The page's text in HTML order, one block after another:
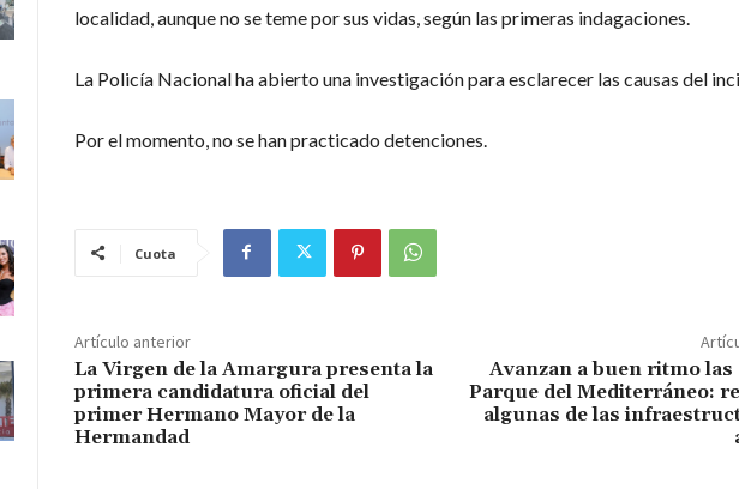
localidad, aunque no se teme por sus vidas, según las primeras indagaciones.
La Policía Nacional ha abierto una investigación para esclarecer las causas del
Por el momento, no se han practicado detenciones.
Cuota
Artículo anterior
La Virgen de la Amargura presenta la
primera candidatura oficial del
primer Hermano Mayor de la
Hermandad
Avanzan a buen ritmo las
Parque del Mediterráneo:
algunas de las